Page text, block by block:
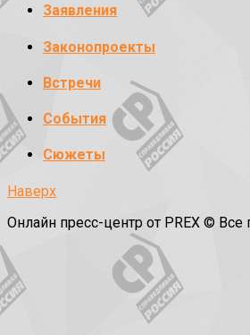
Заявления
Законопроекты
Встречи
События
Сюжеты
Наверх
Онлайн пресс-центр от PREX ©